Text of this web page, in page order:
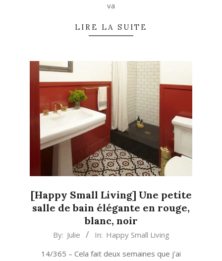
va
LIRE LA SUITE
[Happy Small Living] Une petite
salle de bain élégante en rouge,
blanc, noir
By: Julie In: Happy Small Living
14/365 – Cela fait deux semaines que j’ai